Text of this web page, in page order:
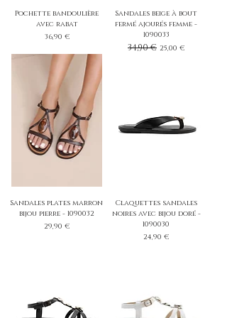
Pochette bandoulière
avec rabat
Prix
36,90 €
Sandales beige à bout
fermé ajourés femme -
1090033
Prix original
34,90 € Prix promotionnel
25,00 €
Sandales plates marron
bijou pierre - 1090032
Prix
29,90 €
Claquettes sandales
noires avec bijou doré -
1090030
Prix
24,90 €